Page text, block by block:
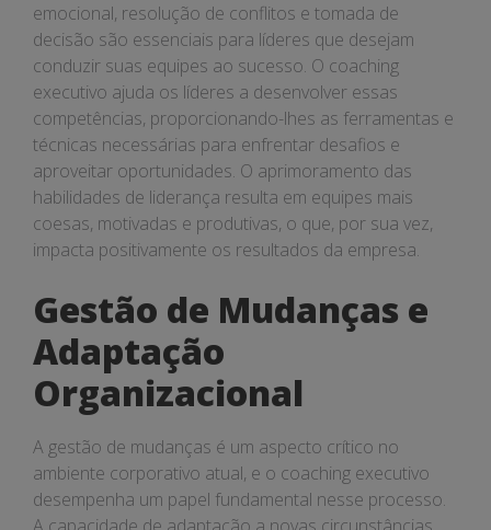
emocional, resolução de conflitos e tomada de
decisão são essenciais para líderes que desejam
conduzir suas equipes ao sucesso. O coaching
executivo ajuda os líderes a desenvolver essas
competências, proporcionando-lhes as ferramentas e
técnicas necessárias para enfrentar desafios e
aproveitar oportunidades. O aprimoramento das
habilidades de liderança resulta em equipes mais
coesas, motivadas e produtivas, o que, por sua vez,
impacta positivamente os resultados da empresa.
Gestão de Mudanças e
Adaptação
Organizacional
A gestão de mudanças é um aspecto crítico no
ambiente corporativo atual, e o coaching executivo
desempenha um papel fundamental nesse processo.